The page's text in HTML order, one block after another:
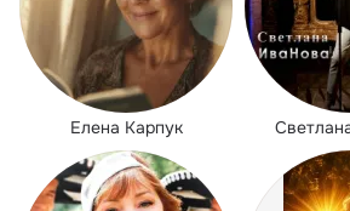
Елена Карпук